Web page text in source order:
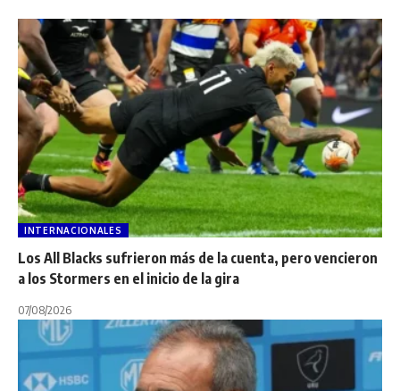
INTERNACIONALES
Los All Blacks sufrieron más de la cuenta, pero vencieron
a los Stormers en el inicio de la gira
07/08/2026